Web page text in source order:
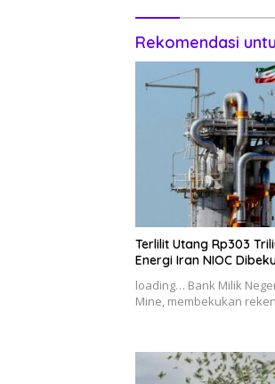
Rekomendasi
Terlilit Utang Rp303
Energi Iran NIOC
loading… Bank Milik
Mine, membekukan